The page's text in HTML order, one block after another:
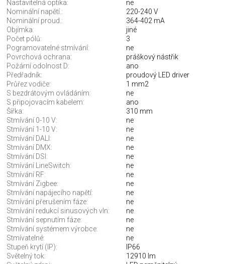
Nastavitelná optika:
ne
Nominální napětí.:
220-240 V
Nominální proud.:
364-402 mA
Objímka:
jiné
Počet pólů:
3
Pogramovatelné stmívání:
ne
Povrchová ochrana:
práškový nástřik
Požární odolnost D:
ano
Předřadník:
proudový LED driver
Průřez vodiče:
1 mm2
S bezdrátovým ovládáním:
ne
S připojovacím kabelem:
ano
Šířka:
310 mm
Stmívání 0-10 V:
ne
Stmívání 1-10 V:
ne
Stmívání DALI:
ne
Stmívání DMX:
ne
Stmívání DSI:
ne
Stmívání LineSwitch:
ne
Stmívání RF:
ne
Stmívání Zigbee:
ne
Stmívání napájecího napětí:
ne
Stmívání přerušením fáze:
ne
Stmívání redukcí sinusových vln:
ne
Stmívání sepnutím fáze:
ne
Stmívání systémem výrobce:
ne
Stmívatelné:
ne
Stupeň krytí (IP):
IP66
Světelný tok:
12910 lm